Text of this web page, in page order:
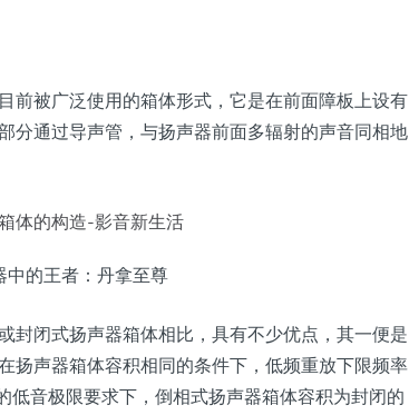
前被广泛使用的箱体形式，它是在前面障板上设有
分通过导声管，与扬声器前面多辐射的声音同相地
中的王者：丹拿至尊
封闭式扬声器箱体相比，具有不少优点，其一便是
扬声器箱体容积相同的条件下，低频重放下限频率
低音极限要求下，倒相式扬声器箱体容积为封闭的